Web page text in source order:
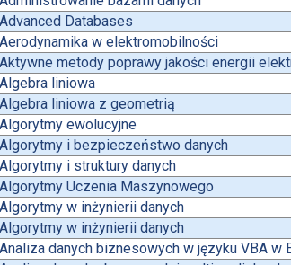
Advanced Databases
Aerodynamika w elektromobilności
Aktywne metody poprawy jakości energii
Algebra liniowa
Algebra liniowa z geometrią
Algorytmy ewolucyjne
Algorytmy i bezpieczeństwo danych
Algorytmy i struktury danych
Algorytmy Uczenia Maszynowego
Algorytmy w inżynierii danych
Algorytmy w inżynierii danych
Analiza danych biznesowych w języku VBA w